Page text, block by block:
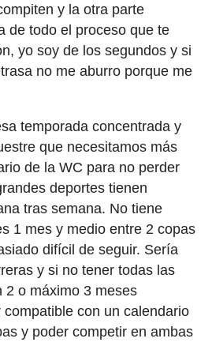
y la otra parte
de todo el proceso que te
yo soy de los segundos y si
no me aburro porque me
temporada concentrada y
que necesitamos más
de la WC para no perder
deportes tienen
tras semana. No tiene
1 mes y medio entre 2 copas
difícil de seguir. Sería
y si no tener todas las
2 o máximo 3 meses
compatible con un calendario
y poder competir en ambas